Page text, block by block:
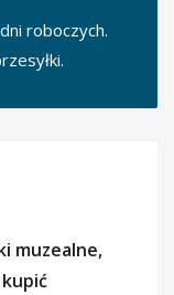
roboczych.
muzealne,